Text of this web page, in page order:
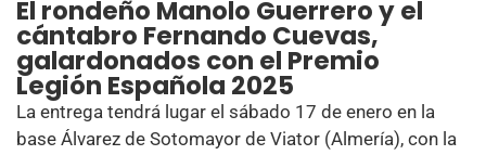
El rondeño Manolo Guerrero y el
cántabro Fernando Cuevas,
galardonados con el Premio
Legión Española 2025
La entrega tendrá lugar el sábado 17 de enero en la
base Álvarez de Sotomayor de Viator (Almería), con la